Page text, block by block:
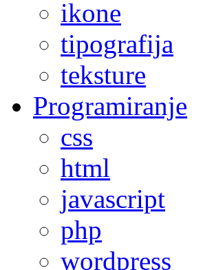
ikone
tipografija
teksture
Programiranje
css
html
javascript
php
wordpress